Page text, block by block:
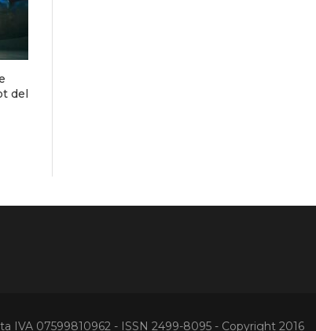
del
IVA 07599810962 - ISSN 2499-8095 - Copyright 2016